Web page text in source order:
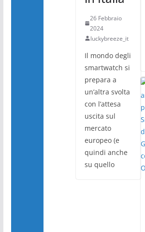
26 Febbraio
2024
luckybreeze_it
Il mondo degli
smartwatch si
prepara a
un’altra svolta
con l’attesa
uscita sul
mercato
europeo (e
quindi anche
su quello